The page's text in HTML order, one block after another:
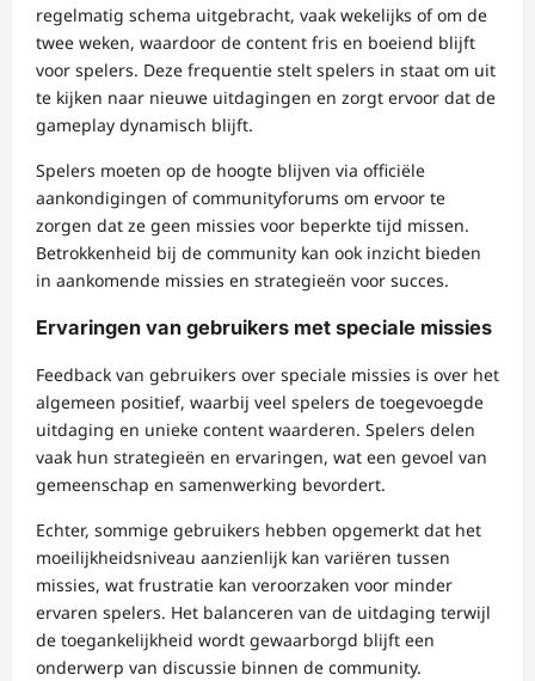
regelmatig schema uitgebracht, vaak wekelijks of om de
twee weken, waardoor de content fris en boeiend blijft
voor spelers. Deze frequentie stelt spelers in staat om uit
te kijken naar nieuwe uitdagingen en zorgt ervoor dat de
gameplay dynamisch blijft.
Spelers moeten op de hoogte blijven via officiële
aankondigingen of communityforums om ervoor te
zorgen dat ze geen missies voor beperkte tijd missen.
Betrokkenheid bij de community kan ook inzicht bieden
in aankomende missies en strategieën voor succes.
Ervaringen van gebruikers met speciale missies
Feedback van gebruikers over speciale missies is over het
algemeen positief, waarbij veel spelers de toegevoegde
uitdaging en unieke content waarderen. Spelers delen
vaak hun strategieën en ervaringen, wat een gevoel van
gemeenschap en samenwerking bevordert.
Echter, sommige gebruikers hebben opgemerkt dat het
moeilijkheidsniveau aanzienlijk kan variëren tussen
missies, wat frustratie kan veroorzaken voor minder
ervaren spelers. Het balanceren van de uitdaging terwijl
de toegankelijkheid wordt gewaarborgd blijft een
onderwerp van discussie binnen de community.